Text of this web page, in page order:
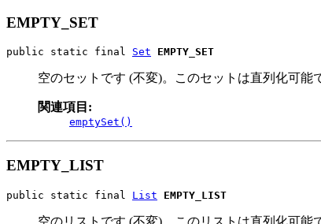
EMPTY_SET
public static final Set EMPTY_SET
空のセットです (不変)。このセットは直列化可能
関連項目:
emptySet()
EMPTY_LIST
public static final List EMPTY_LIST
空のリストです (不変)。このリストは直列化可能